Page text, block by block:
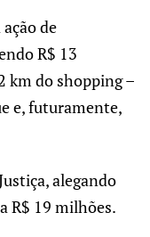
de
R$ 13
km do shopping –
e, futuramente,
alegando
R$ 19 milhões.